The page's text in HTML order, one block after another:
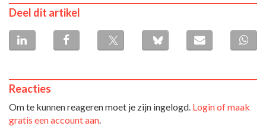
Deel dit artikel
Reacties
Om te kunnen reageren moet je zijn ingelogd. Login of maak
gratis een account aan